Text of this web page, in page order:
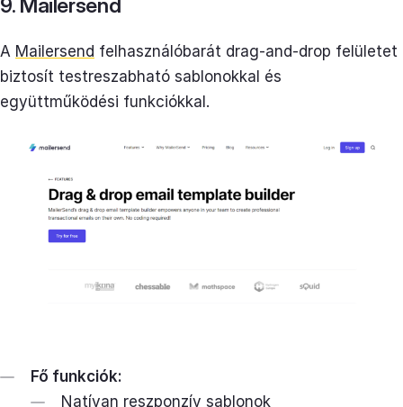
9. Mailersend
A Mailersend felhasználóbarát drag-and-drop felületet
biztosít testreszabható sablonokkal és
együttműködési funkciókkal.
Fő funkciók:
Natívan reszponzív sablonok